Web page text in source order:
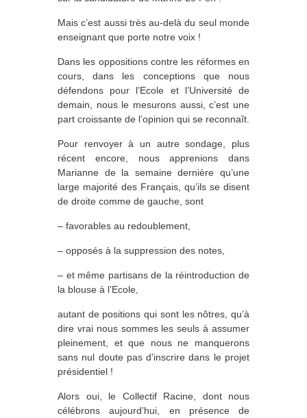
Mais c’est aussi très au-delà du seul monde
enseignant que porte notre voix !
Dans les oppositions contre les réformes en
cours, dans les conceptions que nous
défendons pour l’Ecole et l’Université de
demain, nous le mesurons aussi, c’est une
part croissante de l’opinion qui se reconnaît.
Pour renvoyer à un autre sondage, plus
récent encore, nous apprenions dans
Marianne de la semaine dernière qu’une
large majorité des Français, qu’ils se disent
de droite comme de gauche, sont
– favorables au redoublement,
– opposés à la suppression des notes,
– et même partisans de la réintroduction de
la blouse à l’Ecole,
autant de positions qui sont les nôtres, qu’à
dire vrai nous sommes les seuls à assumer
pleinement, et que nous ne manquerons
sans nul doute pas d’inscrire dans le projet
présidentiel !
Alors oui, le Collectif Racine, dont nous
célébrons aujourd’hui, en présence de